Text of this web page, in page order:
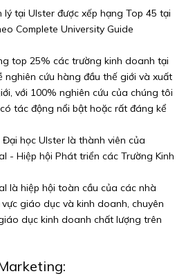
lý tại Ulster được xếp hạng Top 45 tại
Complete University Guide
top 25% các trường kinh doanh tại
nghiên cứu hàng đầu thế giới và xuất
với 100% nghiên cứu của chúng tôi
tác động nổi bật hoặc rất đáng kể
học Ulster là thành viên của
- Hiệp hội Phát triển các Trường Kinh
là hiệp hội toàn cầu của các nhà
giáo dục và kinh doanh, chuyên
dục kinh doanh chất lượng trên